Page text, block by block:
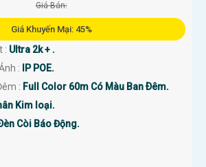
Giá Bán:
Giá Khuyến Mại: 45%
: Ultra 2k + .
:
IP POE.
: Full Color 60m Có Màu Ban Ðêm.
Kim loại.
Còi Báo Động.